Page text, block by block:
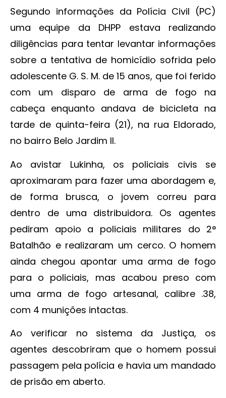
Segundo informações da Polícia Civil (PC)
uma equipe da DHPP estava realizando
diligências para tentar levantar informações
sobre a tentativa de homicídio sofrida pelo
adolescente G. S. M. de 15 anos, que foi ferido
com um disparo de arma de fogo na
cabeça enquanto andava de bicicleta na
tarde de quinta-feira (21), na rua Eldorado,
no bairro Belo Jardim II.
Ao avistar Lukinha, os policiais civis se
aproximaram para fazer uma abordagem e,
de forma brusca, o jovem correu para
dentro de uma distribuidora. Os agentes
pediram apoio a policiais militares do 2°
Batalhão e realizaram um cerco. O homem
ainda chegou apontar uma arma de fogo
para o policiais, mas acabou preso com
uma arma de fogo artesanal, calibre .38,
com 4 munições intactas.
Ao verificar no sistema da Justiça, os
agentes descobriram que o homem possui
passagem pela polícia e havia um mandado
de prisão em aberto.